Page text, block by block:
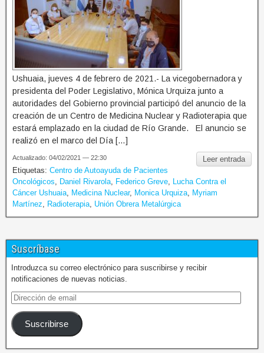
Ushuaia, jueves 4 de febrero de 2021.- La vicegobernadora y
presidenta del Poder Legislativo, Mónica Urquiza junto a
autoridades del Gobierno provincial participó del anuncio de la
creación de un Centro de Medicina Nuclear y Radioterapia que
estará emplazado en la ciudad de Río Grande. El anuncio se
realizó en el marco del Día […]
Leer entrada
Actualizado: 04/02/2021 — 22:30
Etiquetas: Centro de Autoayuda de Pacientes
Oncológicos
Daniel Rivarola Federico Greve
Lucha Contra el
Cáncer Ushuaia
Medicina Nuclear, Monica Urquiza
Myriam
Martínez
Radioterapia Unión Obrera Metalúrgica
Suscríbase
Introduzca su correo electrónico para suscribirse y recibir
notificaciones de nuevas noticias.
Suscribirse